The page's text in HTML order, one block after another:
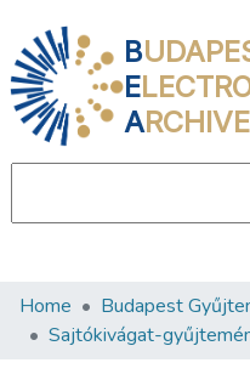
B
E
ARCHIVE
Communities &
Home Budapest
Sajtókivágat-